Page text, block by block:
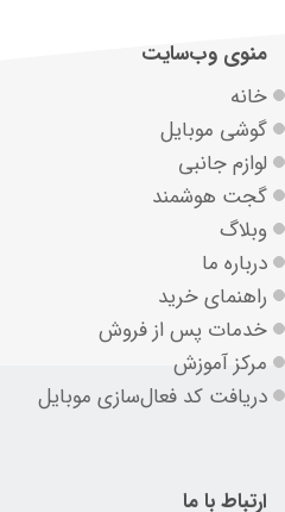
منوی وب‌سایت
خانه
گوشی موبایل
لوازم جانبی
گجت هوشمند
وبلاگ
درباره ما
راهنمای خرید
خدمات پس از فروش
مرکز آموزش
دریافت کد فعال‌سازی موبایل
ارتباط با ما